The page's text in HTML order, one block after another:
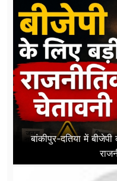
बांकीपुर-दतिया में बीजेपी